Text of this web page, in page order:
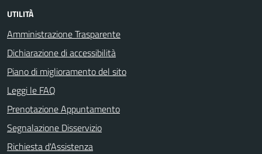
UTILITÀ
Amministrazione Trasparente
Dichiarazione di accessibilità
Piano di miglioramento del sito
Leggi le FAQ
Prenotazione Appuntamento
Segnalazione Disservizio
Richiesta d'Assistenza